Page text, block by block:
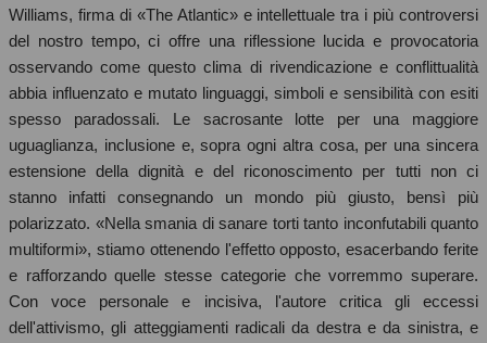
Williams, firma di «The Atlantic» e intellettuale tra i più controversi
del nostro tempo, ci offre una riflessione lucida e provocatoria
osservando come questo clima di rivendicazione e conflittualità
abbia influenzato e mutato linguaggi, simboli e sensibilità con esiti
spesso paradossali. Le sacrosante lotte per una maggiore
uguaglianza, inclusione e, sopra ogni altra cosa, per una sincera
estensione della dignità e del riconoscimento per tutti non ci
stanno infatti consegnando un mondo più giusto, bensì più
polarizzato. «Nella smania di sanare torti tanto inconfutabili quanto
multiformi», stiamo ottenendo l'effetto opposto, esacerbando ferite
e rafforzando quelle stesse categorie che vorremmo superare.
Con voce personale e incisiva, l'autore critica gli eccessi
dell'attivismo, gli atteggiamenti radicali da destra e da sinistra, e